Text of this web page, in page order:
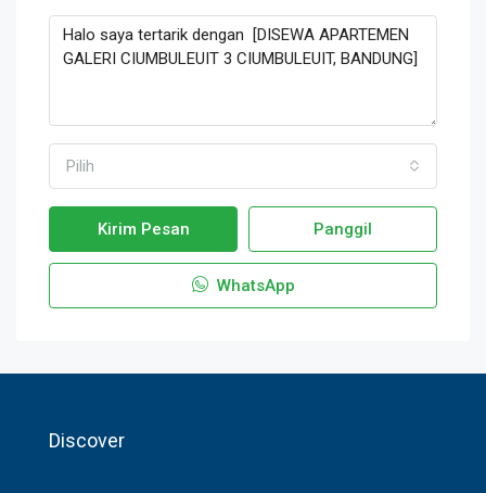
Pilih
Kirim Pesan Panggil
WhatsApp
Discover